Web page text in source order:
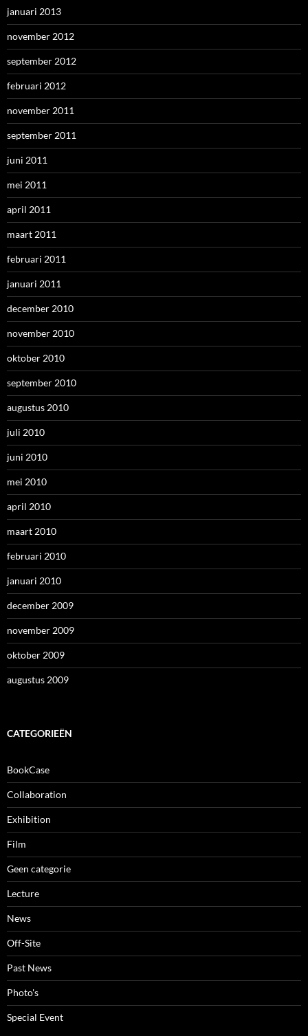
januari 2013
november 2012
september 2012
februari 2012
november 2011
september 2011
juni 2011
mei 2011
april 2011
maart 2011
februari 2011
januari 2011
december 2010
november 2010
oktober 2010
september 2010
augustus 2010
juli 2010
juni 2010
mei 2010
april 2010
maart 2010
februari 2010
januari 2010
december 2009
november 2009
oktober 2009
augustus 2009
CATEGORIEËN
BookCase
Collaboration
Exhibition
Film
Geen categorie
Lecture
News
Off-Site
Past News
Photo's
Special Event